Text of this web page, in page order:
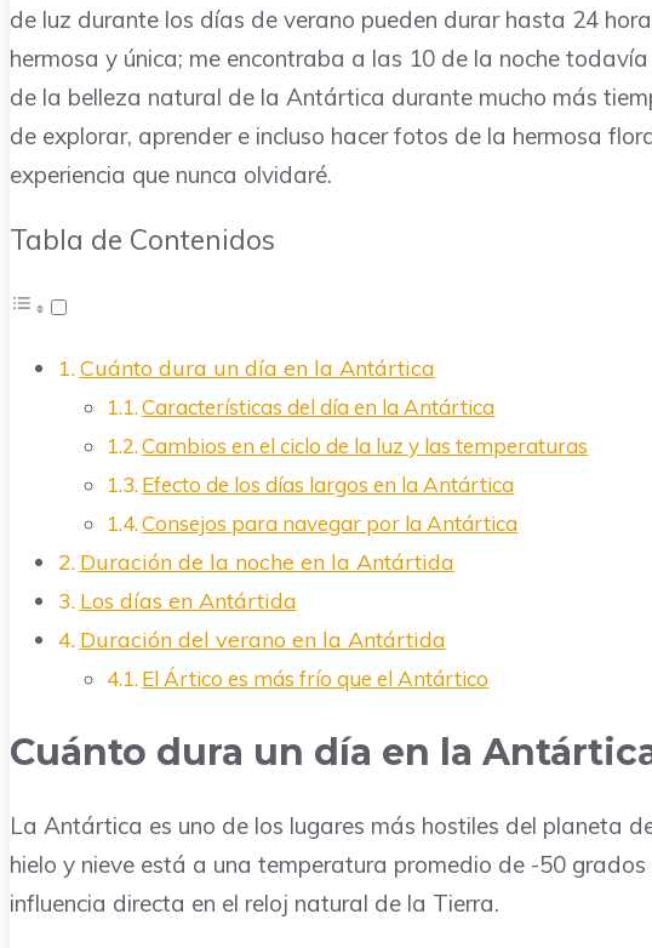
de luz durante los días de verano pueden durar hasta 24
hermosa y única; me encontraba a las 10 de la noche
de la belleza natural de la Antártica durante mucho más
de explorar, aprender e incluso hacer fotos de la hermosa
experiencia que nunca olvidaré.
Tabla de Contenidos
Cuánto dura un día en la Antártica
Características del día en la Antártica
Cambios en el ciclo de la luz y las temperaturas
Efecto de los días largos en la Antártica
Consejos para navegar por la Antártica
Duración de la noche en la Antártida
Los días en Antártida
Duración del verano en la Antártida
El Ártico es más frío que el Antártico
Cuánto dura un día en la
La Antártica es uno de los lugares más hostiles del planeta
hielo y nieve está a una temperatura promedio de -50
influencia directa en el reloj natural de la Tierra.